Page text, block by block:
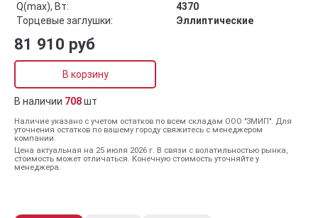
Q(max), Вт:
4370
Торцевые заглушки:
Эллиптические
81 910 руб
В корзину
В наличии 708шт
Наличие указано с учетом остатков по всем складам ООО "ЗМИП". Для
уточнения остатков по вашему городу свяжитесь с менеджером
компании.
Цена актуальная на 25 июля 2026 г. В связи с волатильностью рынка,
стоимость может отличаться. Конечную стоимость уточняйте у
менеджера.